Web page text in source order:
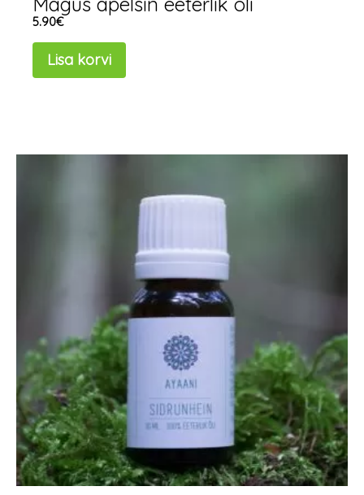
5.90€
Lisa korvi